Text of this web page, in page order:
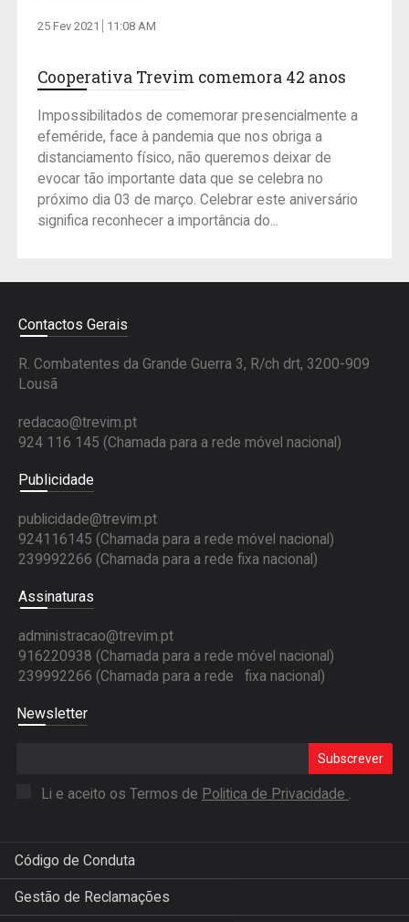
25 Fev 2021 11:08 AM
Cooperativa Trevim comemora 42 anos
Impossibilitados de comemorar presencialmente a
efeméride, face à pandemia que nos obriga a
distanciamento físico, não queremos deixar de
evocar tão importante data que se celebra no
próximo dia 03 de março. Celebrar este aniversário
significa reconhecer a importância do...
Contactos Gerais
R. Combatentes da Grande Guerra 3, R/ch drt, 3200-909
Lousã
redacao@trevim.pt
924 116 145 (Chamada para a rede móvel nacional)
Publicidade
publicidade@trevim.pt
924116145 (Chamada para a rede móvel nacional)
239992266 (Chamada para a rede fixa nacional)
Assinaturas
administracao@trevim.pt
916220938 (Chamada para a rede móvel nacional)
239992266 (Chamada para a rede fixa nacional)
Newsletter
Subscrever
Li e aceito os Termos de Politica de Privacidade .
Código de Conduta
Gestão de Reclamações